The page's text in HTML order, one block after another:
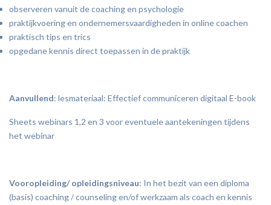
observeren vanuit de coaching en psychologie
praktijkvoering en ondernemersvaardigheden in online coachen
praktisch tips en trics
opgedane kennis direct toepassen in de praktijk
Aanvullend: lesmateriaal: Effectief communiceren digitaal E-book
Sheets webinars 1,2 en 3 voor eventuele aantekeningen tijdens
het webinar
Vooropleiding/ opleidingsniveau: In het bezit van een diploma
(basis) coaching / counseling en/of werkzaam als coach en kennis